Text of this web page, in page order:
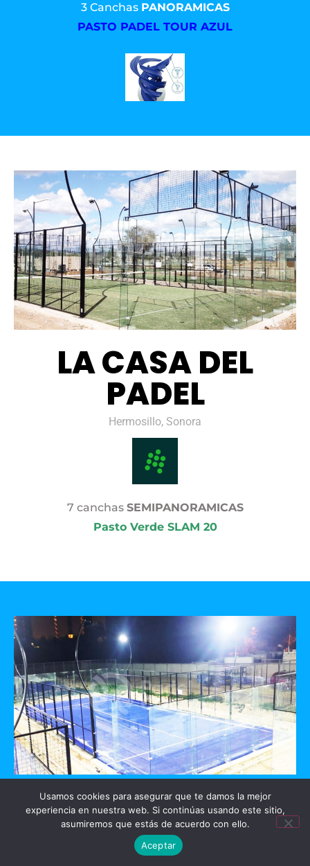
3 Canchas PANORAMICAS
PASTO PADEL TOUR AZUL
LA CASA DEL
PADEL
Hermosillo, Sonora
7 canchas SEMIPANORAMICAS
Pasto Verde SLAM 20
GO PADEL
Mérida, Yucatan
Usamos cookies para asegurar que te damos la mejor
experiencia en nuestra web. Si continúas usando este sitio,
asumiremos que estás de acuerdo con ello.
Aceptar